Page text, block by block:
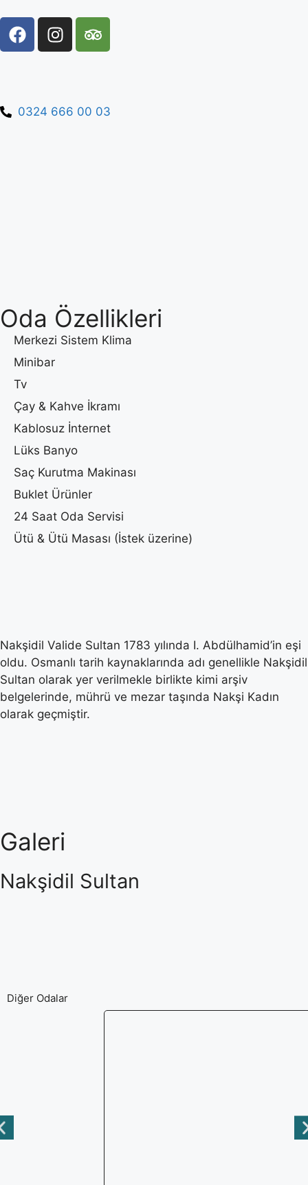
0324 666 00 03
Oda Özellikleri
Merkezi Sistem Klima
Minibar
Tv
Çay & Kahve İkramı
Kablosuz İnternet
Lüks Banyo
Saç Kurutma Makinası
Buklet Ürünler
24 Saat Oda Servisi
Ütü & Ütü Masası (İstek üzerine)
Nakşidil Valide Sultan 1783 yılında I. Abdülhamid’in eşi
oldu. Osmanlı tarih kaynaklarında adı genellikle Nakşidil
Sultan olarak yer verilmekle birlikte kimi arşiv
belgelerinde, mührü ve mezar taşında Nakşi Kadın
olarak geçmiştir.
Galeri
Nakşidil Sultan
Diğer Odalar